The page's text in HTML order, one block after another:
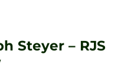
Steyer – RJS